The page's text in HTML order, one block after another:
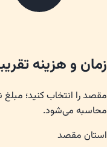
زمان و هزینه
مقصد را انتخاب کنید؛
محاسبه می‌شود.
استان مقصد